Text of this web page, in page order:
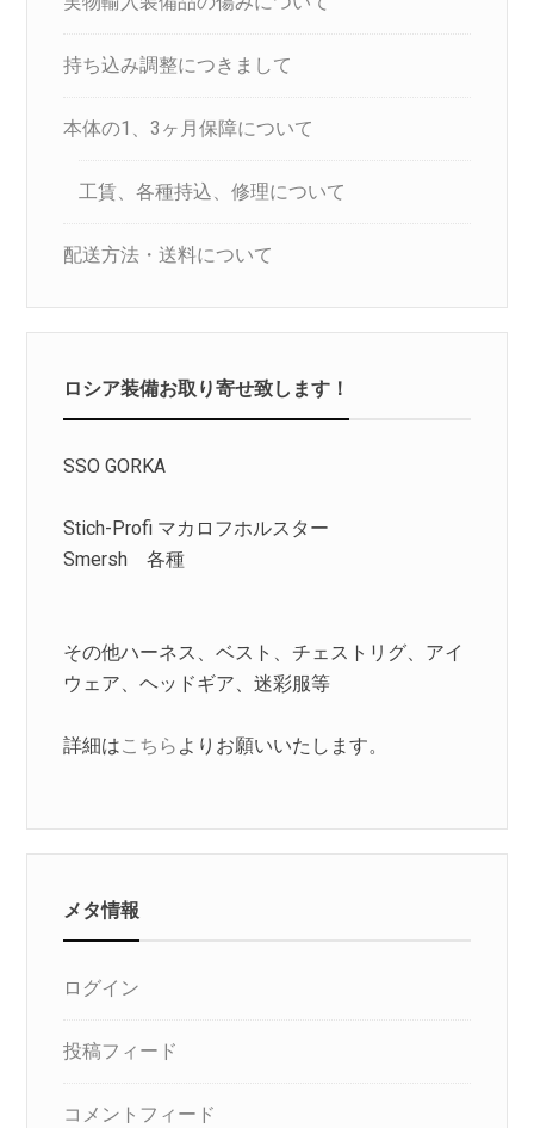
持ち込み調整につきまして
本体の1、3ヶ月保障について
工賃、各種持込、修理について
配送方法・送料について
ロシア装備お取り寄せ致します！
SSO GORKA
Stich-Profi マカロフホルスター
Smersh 各種
その他ハーネス、ベスト、チェストリグ、アイ
ウェア、ヘッドギア、迷彩服等
詳細はこちら よりお願いいたします。
メタ情報
ログイン
投稿フィード
コメントフィード